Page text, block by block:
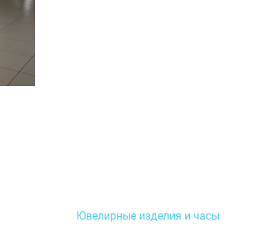
Ювелирные изделия и часы